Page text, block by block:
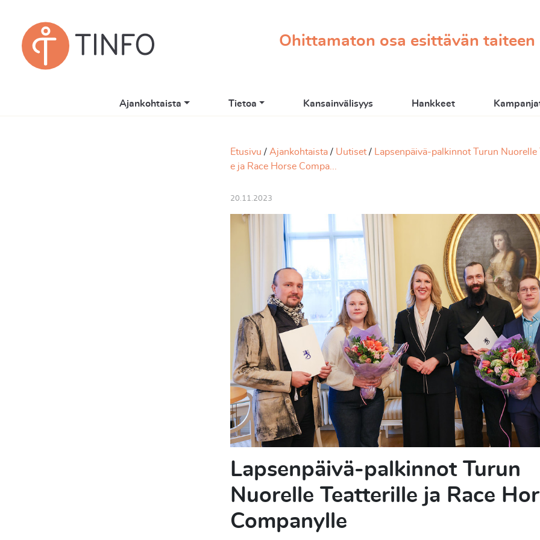
Ohittamaton osa esittävän taiteen
Ajankohtaista Tietoa Kansainvälisyys Hankkeet
Etusivu Ajankohtaista Uutiset
Lapsenpäivä-palkinnot Turun Nuorelle
e ja Race Horse Compa...
20.11.2023
Lapsenpäivä-palkinnot Turun
Nuorelle Teatterille ja Race
Companylle